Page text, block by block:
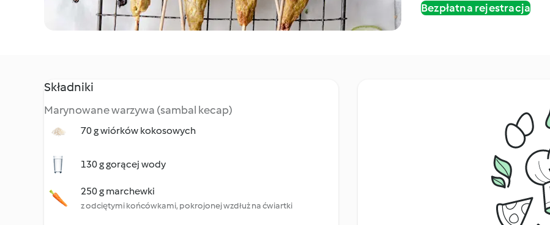
Bezpłatna rejestracja
Składniki
Marynowane warzywa (sambal kecap)
70 g wiórków kokosowych
130 g gorącej wody
250 g marchewki
z odciętymi końcówkami, pokrojonej wzdłuż na ćwiartki